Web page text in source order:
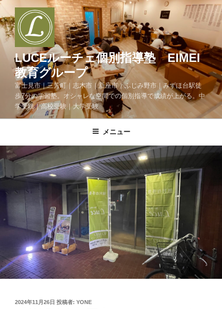
コ
ン
テ
ン
LUCEルーチェ個別指導塾 EIMEI
教育グループ
富士見市｜三芳町｜志木市｜新座市｜ふじみ野市｜みずほ台駅徒
歩7分の学習塾。オシャレな空間での個別指導で成績が上がる。中
学受験｜高校受験｜大学受験
メニュー
投
2024年11月26日 投稿者: YONE